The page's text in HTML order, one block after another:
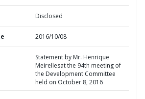
Disclosed
2016/10/08
Statement by Mr. Henrique
Meirellesat the 94th meeting of
the Development Committee
held on October 8, 2016